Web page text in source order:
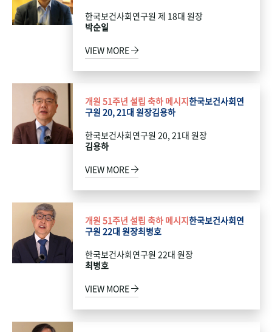
한국보건사회연구원 제 18대 원장
박순일
VIEW MORE
개원 51주년 설립 축하 메시지한국보건사회연
구원 20, 21대 원장김용하
한국보건사회연구원 20, 21대 원장
김용하
VIEW MORE
개원 51주년 설립 축하 메시지한국보건사회연
구원 22대 원장최병호
한국보건사회연구원 22대 원장
최병호
VIEW MORE